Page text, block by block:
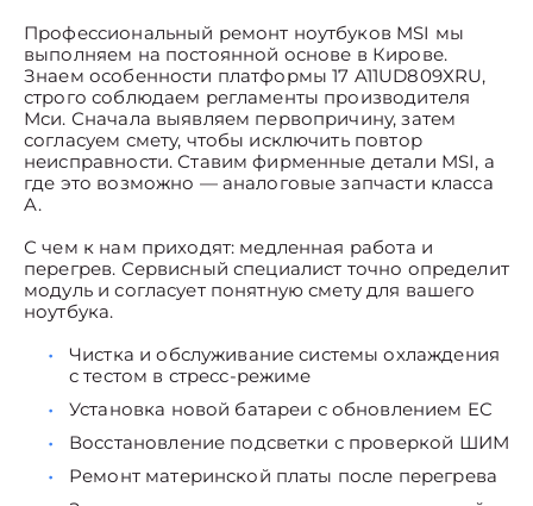
Профессиональный ремонт ноутбуков MSI мы
выполняем на постоянной основе в Кирове.
Знаем особенности платформы 17 A11UD809XRU,
строго соблюдаем регламенты производителя
Мси. Сначала выявляем первопричину, затем
согласуем смету, чтобы исключить повтор
неисправности. Ставим фирменные детали MSI, а
где это возможно — аналоговые запчасти класса
A.
С чем к нам приходят: медленная работа и
перегрев. Сервисный специалист точно определит
модуль и согласует понятную смету для вашего
ноутбука.
Чистка и обслуживание системы охлаждения
с тестом в стресс-режиме
Установка новой батареи с обновлением EC
Восстановление подсветки с проверкой ШИМ
Ремонт материнской платы после перегрева